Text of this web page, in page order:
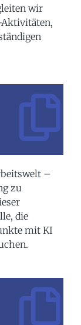
wir
–
zu
die
mit KI